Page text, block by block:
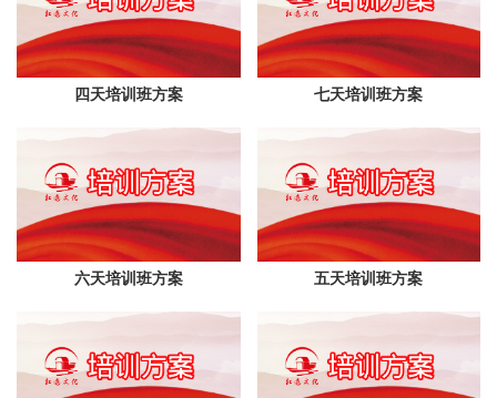
四天培训班方案 七天培训班方案
六天培训班方案 五天培训班方案